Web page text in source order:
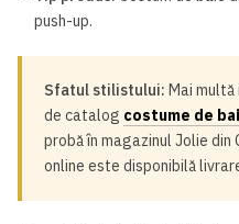
push-up.
Sfatul stilistului: Mai multă
de catalog costume de
probă în magazinul Jolie din
online este disponibilă